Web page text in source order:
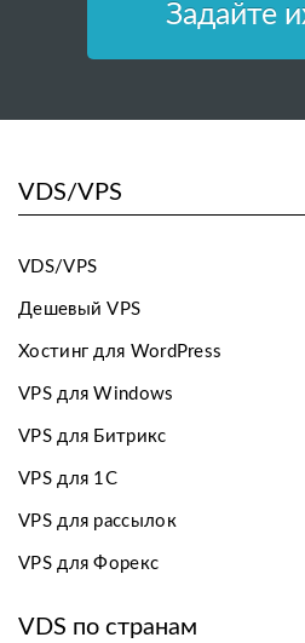
Задайте
VDS/VPS
VDS/VPS
Дешевый VPS
Хостинг для WordPress
VPS для Windows
VPS для Битрикс
VPS для 1С
VPS для рассылок
VPS для Форекс
VDS по странам